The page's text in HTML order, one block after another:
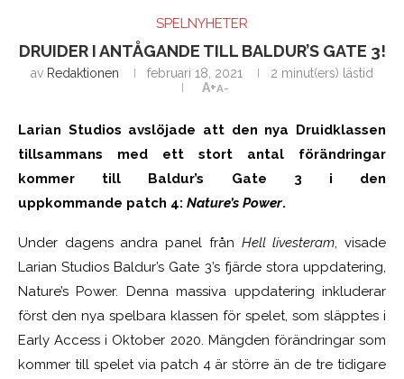
SPELNYHETER
DRUIDER I ANTÅGANDE TILL BALDUR’S GATE 3!
av Redaktionen februari 18, 2021
2 minut(ers) lästid
A+A-
Larian Studios avslöjade att den nya Druidklassen
tillsammans med ett stort antal förändringar
kommer till Baldur’s Gate 3 i den
uppkommande patch 4: Nature’s Power.
Under dagens andra panel från Hell livesteram, visade
Larian Studios Baldur’s Gate 3’s fjärde stora uppdatering,
Nature’s Power. Denna massiva uppdatering inkluderar
först den nya spelbara klassen för spelet, som släpptes i
Early Access i Oktober 2020. Mängden förändringar som
kommer till spelet via patch 4 är större än de tre tidigare